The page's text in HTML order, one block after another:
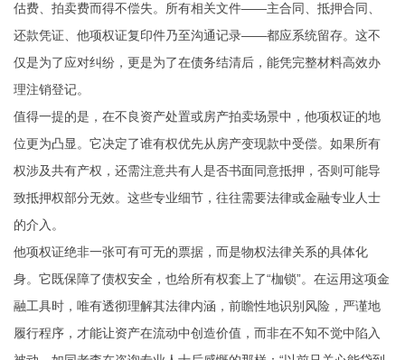
估费、拍卖费而得不偿失。所有相关文件——主合同、抵押合同、
还款凭证、他项权证复印件乃至沟通记录——都应系统留存。这不
仅是为了应对纠纷，更是为了在债务结清后，能凭完整材料高效办
理注销登记。
值得一提的是，在不良资产处置或房产拍卖场景中，他项权证的地
位更为凸显。它决定了谁有权优先从房产变现款中受偿。如果所有
权涉及共有产权，还需注意共有人是否书面同意抵押，否则可能导
致抵押权部分无效。这些专业细节，往往需要法律或金融专业人士
的介入。
他项权证绝非一张可有可无的票据，而是物权法律关系的具体化
身。它既保障了债权安全，也给所有权套上了“枷锁”。在运用这项金
融工具时，唯有透彻理解其法律内涵，前瞻性地识别风险，严谨地
履行程序，才能让资产在流动中创造价值，而非在不知不觉中陷入